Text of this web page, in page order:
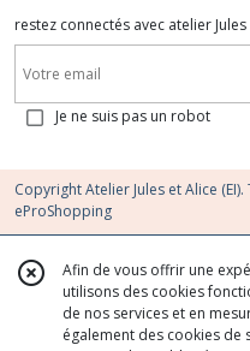
restez connectés avec atelier Jules
Je ne suis pas un robot
Copyright Atelier Jules et Alice
eProShopping
Afin de vous offrir une
utilisons des cookies
de nos services et en
également des cookies de